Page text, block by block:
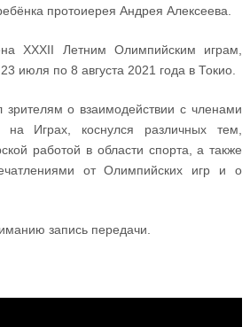
протоиерея Андрея Алексеева.
XXXII Летним Олимпийским играм,
июля по 8 августа 2021 года в Токио.
зрителям о взаимодействии с членами
на Играх, коснулся различных тем,
работой в области спорта, а также
от Олимпийских игр и о
запись передачи.